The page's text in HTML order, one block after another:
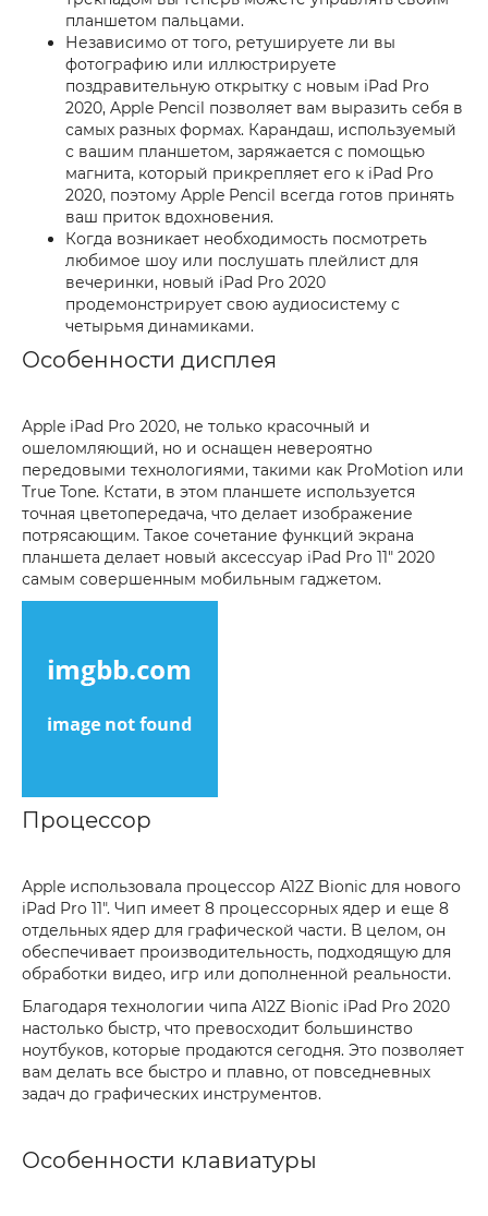
планшетом пальцами.
Независимо от того, ретушируете ли вы
фотографию или иллюстрируете
поздравительную открытку с новым iPad Pro
2020, Apple Pencil позволяет вам выразить себя в
самых разных формах. Карандаш, используемый
с вашим планшетом, заряжается с помощью
магнита, который прикрепляет его к iPad Pro
2020, поэтому Apple Pencil всегда готов принять
ваш приток вдохновения.
Когда возникает необходимость посмотреть
любимое шоу или послушать плейлист для
вечеринки, новый iPad Pro 2020
продемонстрирует свою аудиосистему с
четырьмя динамиками.
Особенности дисплея
Apple iPad Pro 2020, не только красочный и
ошеломляющий, но и оснащен невероятно
передовыми технологиями, такими как ProMotion или
True Tone. Кстати, в этом планшете используется
точная цветопередача, что делает изображение
потрясающим. Такое сочетание функций экрана
планшета делает новый аксессуар iPad Pro 11" 2020
самым совершенным мобильным гаджетом.
Процессор
Apple использовала процессор A12Z Bionic для нового
iPad Pro 11". Чип имеет 8 процессорных ядер и еще 8
отдельных ядер для графической части. В целом, он
обеспечивает производительность, подходящую для
обработки видео, игр или дополненной реальности.
Благодаря технологии чипа A12Z Bionic iPad Pro 2020
настолько быстр, что превосходит большинство
ноутбуков, которые продаются сегодня. Это позволяет
вам делать все быстро и плавно, от повседневных
задач до графических инструментов.
Особенности клавиатуры